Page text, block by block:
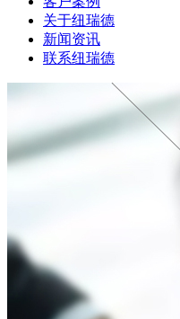
关于纽瑞德
新闻资讯
联系纽瑞德